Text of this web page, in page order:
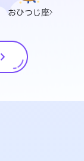
おひつじ座